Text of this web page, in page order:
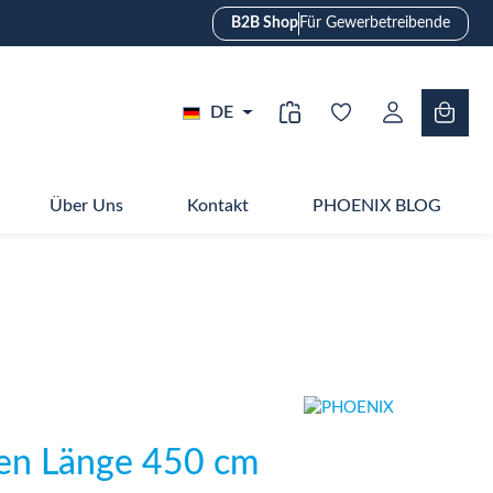
B2B Shop Für Gewerbetreibende
DE
Über Uns Kontakt PHOENIX BLOG
Länge 450 cm